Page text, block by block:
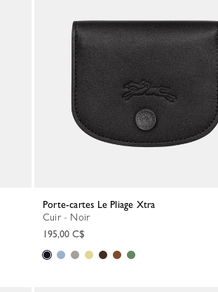
Porte-cartes Le Pliage Xtra
Cuir - Noir
195,00 C$